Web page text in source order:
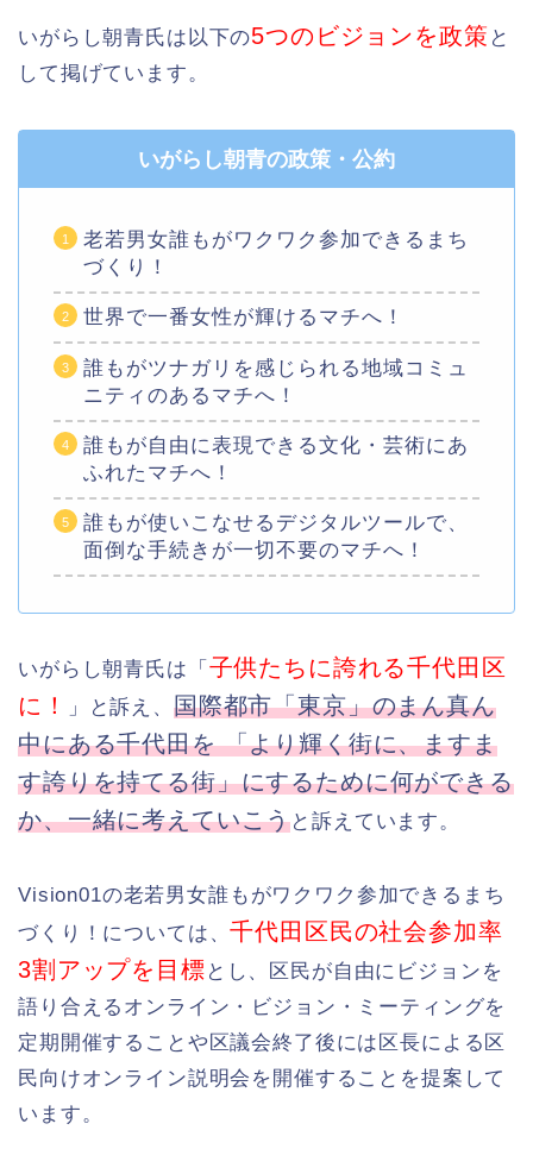
いがらし朝青氏は以下の5つのビジョンを政策 と
して掲げています。
いがらし朝青の政策・公約
老若男女誰もがワクワク参加できるまち
づくり！
世界で一番女性が輝けるマチへ！
誰もがツナガリを感じられる地域コミュ
ニティのあるマチへ！
誰もが自由に表現できる文化・芸術にあ
ふれたマチへ！
誰もが使いこなせるデジタルツールで、
面倒な手続きが一切不要のマチへ！
いがらし朝青氏は「 子供たちに誇れる千代田区
に！
」と訴え、 国際都市「東京」のまん真ん
中にある千代田を 「より輝く街に、ますま
す誇りを持てる街」にするために何ができる
か、一緒に考えていこうと訴えています。
Vision01の老若男女誰もがワクワク参加できるまち
づくり！については、千代田区民の社会参加率
3割アップを目標 とし、区民が自由にビジョンを
語り合えるオンライン・ビジョン・ミーティングを
定期開催することや区議会終了後には区長による区
民向けオンライン説明会を開催することを提案して
います。